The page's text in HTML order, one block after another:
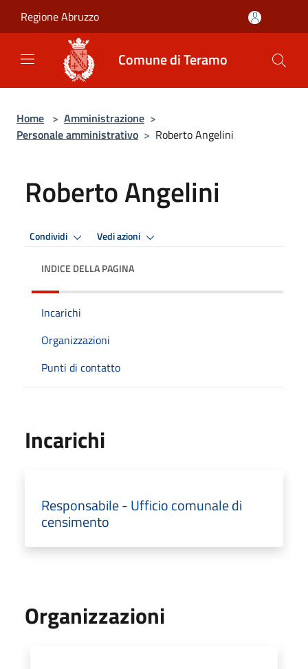
Regione Abruzzo
Comune di Teramo
Home > Amministrazione >
Personale amministrativo > Roberto Angelini
Roberto Angelini
Condividi Vedi azioni
INDICE DELLA PAGINA
Incarichi
Organizzazioni
Punti di contatto
Incarichi
Responsabile - Ufficio comunale di
censimento
Organizzazioni